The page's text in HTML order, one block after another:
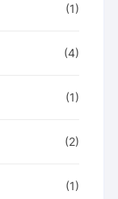
(1)
(4)
(1)
(2)
(1)